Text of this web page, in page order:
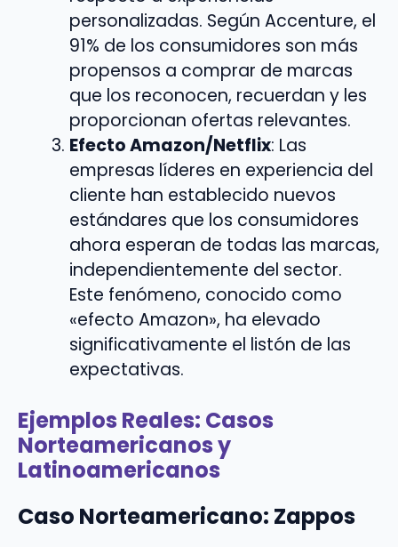
personalizadas. Según Accenture, el
91% de los consumidores son más
propensos a comprar de marcas
que los reconocen, recuerdan y les
proporcionan ofertas relevantes.
Efecto Amazon/Netflix: Las
empresas líderes en experiencia del
cliente han establecido nuevos
estándares que los consumidores
ahora esperan de todas las marcas,
independientemente del sector.
Este fenómeno, conocido como
«efecto Amazon», ha elevado
significativamente el listón de las
expectativas.
Ejemplos Reales: Casos
Norteamericanos y
Latinoamericanos
Caso Norteamericano: Zappos